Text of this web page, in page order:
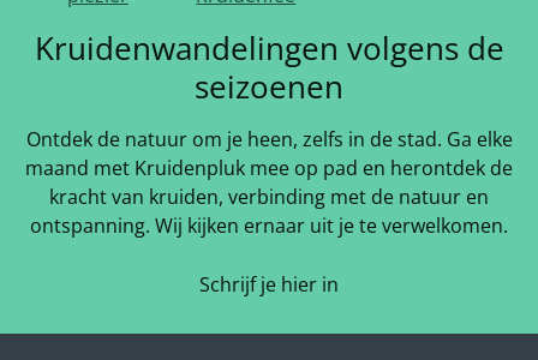
Kruidenwandelingen volgens de
seizoenen
Ontdek de natuur om je heen, zelfs in de stad. Ga elke
maand met Kruidenpluk mee op pad en herontdek de
kracht van kruiden, verbinding met de natuur en
ontspanning. Wij kijken ernaar uit je te verwelkomen.
Schrijf je hier in